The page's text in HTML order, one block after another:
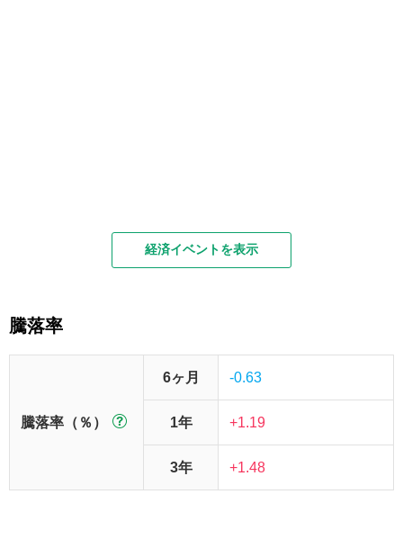
経済イベントを表示
騰落率
騰落率（％）
6ヶ月 -0.63
1年 +1.19
3年 +1.48